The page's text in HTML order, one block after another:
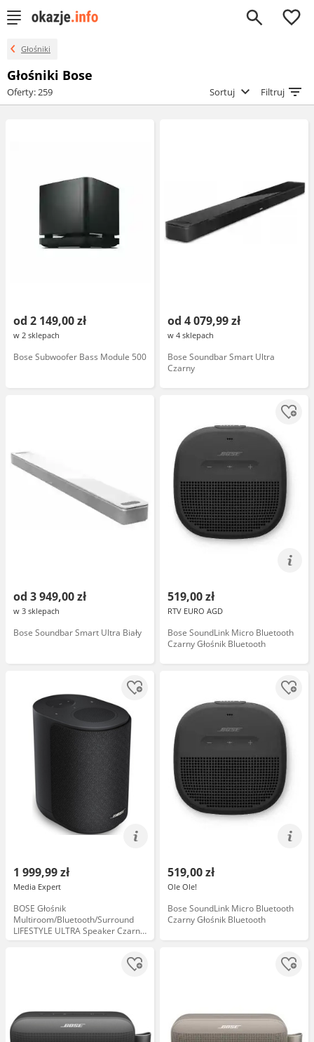
0
Głośniki
Głośniki Bose
Oferty: 259 Sortuj Filtruj
od 2 149,00 zł
w 2 sklepach
Bose Subwoofer Bass Module 500
od 4 079,99 zł
w 4 sklepach
Bose Soundbar Smart Ultra
Czarny
od 3 949,00 zł
w 3 sklepach
Bose Soundbar Smart Ultra Biały
519,00 zł
RTV EURO AGD
Bose SoundLink Micro Bluetooth
Czarny Głośnik Bluetooth
1 999,99 zł
Media Expert
BOSE Głośnik
Multiroom/Bluetooth/Surround
LIFESTYLE ULTRA Speaker Czarny
(1 szt.), Wi-Fi 6, Bluetooth 5.3,
519,00 zł
Ole Ole!
Bose SoundLink Micro Bluetooth
Czarny Głośnik Bluetooth